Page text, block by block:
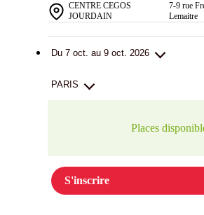
CENTRE CEGOS
JOURDAIN
7-9 rue
Lemaitre
Du 7 oct. au 9 oct. 2026
PARIS
Places
S'inscrire